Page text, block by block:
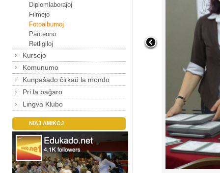
Diplomlaboraĵoj
Filmejo
Fotoalbumoj
Panteono
Retligiloj
Kursejo
Komunumo
Kunpaŝado ĉirkaŭ la mondo
Pri la paĝaro
Lingva Klubo
NIAJ AMIKOJ